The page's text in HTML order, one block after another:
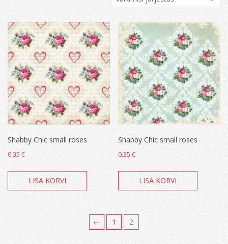
Shabby Chic small roses
0.35 €
LISA KORVI
Shabby Chic small roses
0.35€
LISA KORVI
← 1 2